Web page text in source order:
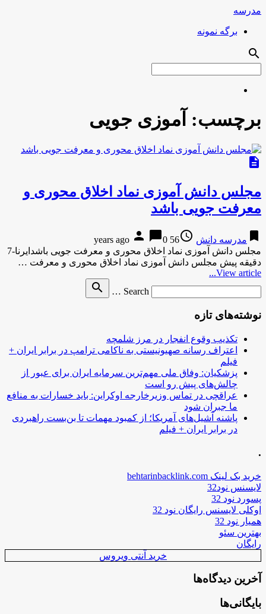
مدرسه
برگه نمونه
search
برچسب: آموزی جویی
description
مجلس دانش آموزی نماد اخلاق محوری و
معرفت جویی باشد
bookmark مدرسه دانش access_time
56 years ago
person chat_bubble0
مجلس دانش آموزی نماد اخلاق محوری و معرفت جویی باشدایرنا-7
دقیقه پیش مجلس دانش آموزی نماد اخلاق محوری و معرفت …
View article...
Search …
search
نوشته‌های تازه
تکذیب وقوع انفجار در مرز شلمچه
اعتراف رسانه صهیونیستی به ناکامی ترامپ در برابر ایران +
فیلم
پزشکیان: وفاق ملی مهم‌ترین سرمایه ایران برای عبور از
چالش‌های پیش رو است
عراقچی در تماس وزیرخارجه اوکراین: باید خسارات به منافع
ما جبران شود
پاشنه آشیل‌های آمریکا؛ از کمبود مهمات تا بن‌بست راهبردی
در برابر ایران + فیلم
.
خرید بک لینک behtarinbacklink.com
لایسنس نود32
پسورد نود 32
اوکلی لایسنس رایگان نود 32
همیار نود 32
بهترین سئو
رایگان
خرید آنتی ویروس
آخرین دیدگاه‌ها
بایگانی‌ها